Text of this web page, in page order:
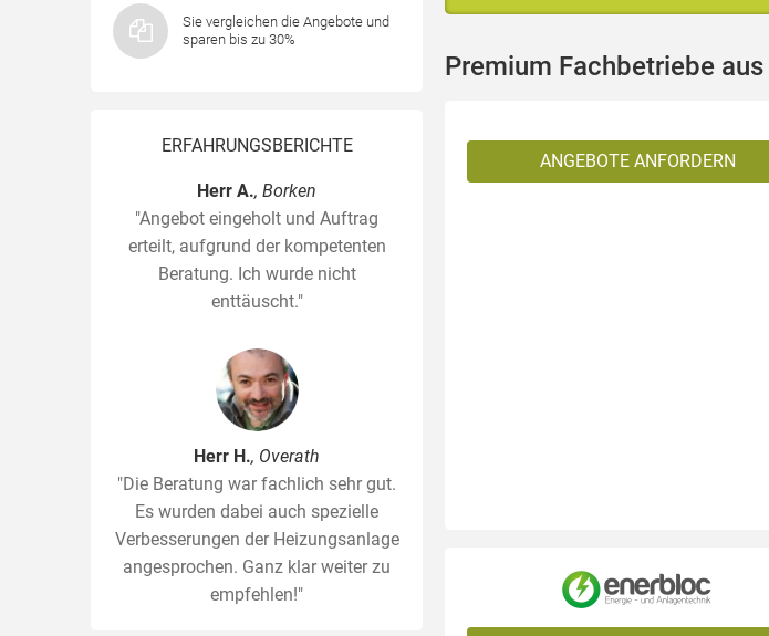
Sie vergleichen die Angebote und
sparen bis zu 30%
ERFAHRUNGSBERICHTE
Herr A., Borken
"Angebot eingeholt und Auftrag
erteilt, aufgrund der kompetenten
Beratung. Ich wurde nicht
enttäuscht."
Herr H., Overath
"Die Beratung war fachlich sehr gut.
Es wurden dabei auch spezielle
Verbesserungen der Heizungsanlage
angesprochen. Ganz klar weiter zu
empfehlen!"
Premium Fachbetriebe
ANGEBOTE ANFORDERN